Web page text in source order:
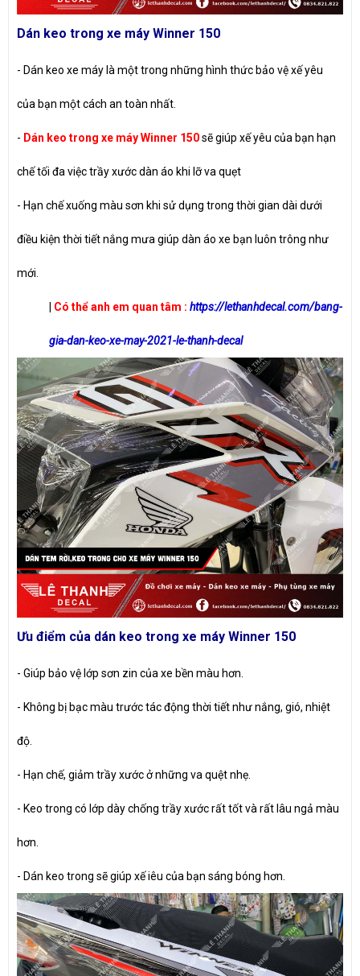
Dán keo trong xe máy Winner 150
- Dán keo xe máy là một trong những hình thức bảo vệ xế yêu
của bạn một cách an toàn nhất.
- Dán keo trong xe máy Winner 150sẽ giúp xế yêu của bạn hạn
chế tối đa việc trầy xước dàn áo khi lỡ va quẹt
- Hạn chế xuống màu sơn khi sử dụng trong thời gian dài dưới
điều kiện thời tiết nắng mưa giúp dàn áo xe bạn luôn trông như
mới.
Có thể anh em quan tâm : https://lethanhdecal.com/bang-
gia-dan-keo-xe-may-2021-le-thanh-decal
Ưu điểm của dán keo trong xe máy Winner 150
- Giúp bảo vệ lớp sơn zin của xe bền màu hơn.
- Không bị bạc màu trước tác động thời tiết như nắng, gió, nhiệt
độ.
- Hạn chế, giảm trầy xước ở những va quệt nhẹ.
- Keo trong có lớp dày chống trầy xước rất tốt và rất lâu ngả màu
hơn.
- Dán keo trong sẽ giúp xế iêu của bạn sáng bóng hơn.